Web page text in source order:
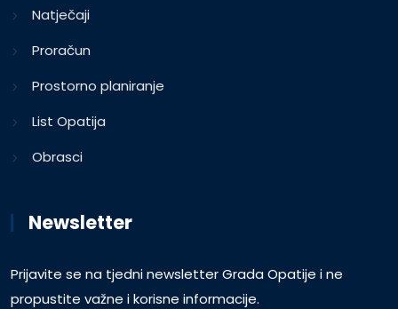
Natječaji
Proračun
Prostorno planiranje
List Opatija
Obrasci
Newsletter
Prijavite se na tjedni newsletter Grada Opatije i ne
propustite važne i korisne informacije.